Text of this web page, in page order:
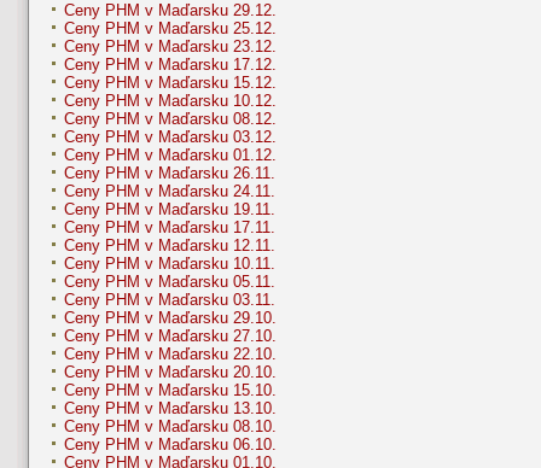
Ceny PHM v Maďarsku 29.12.
Ceny PHM v Maďarsku 25.12.
Ceny PHM v Maďarsku 23.12.
Ceny PHM v Maďarsku 17.12.
Ceny PHM v Maďarsku 15.12.
Ceny PHM v Maďarsku 10.12.
Ceny PHM v Maďarsku 08.12.
Ceny PHM v Maďarsku 03.12.
Ceny PHM v Maďarsku 01.12.
Ceny PHM v Maďarsku 26.11.
Ceny PHM v Maďarsku 24.11.
Ceny PHM v Maďarsku 19.11.
Ceny PHM v Maďarsku 17.11.
Ceny PHM v Maďarsku 12.11.
Ceny PHM v Maďarsku 10.11.
Ceny PHM v Maďarsku 05.11.
Ceny PHM v Maďarsku 03.11.
Ceny PHM v Maďarsku 29.10.
Ceny PHM v Maďarsku 27.10.
Ceny PHM v Maďarsku 22.10.
Ceny PHM v Maďarsku 20.10.
Ceny PHM v Maďarsku 15.10.
Ceny PHM v Maďarsku 13.10.
Ceny PHM v Maďarsku 08.10.
Ceny PHM v Maďarsku 06.10.
Ceny PHM v Maďarsku 01.10.